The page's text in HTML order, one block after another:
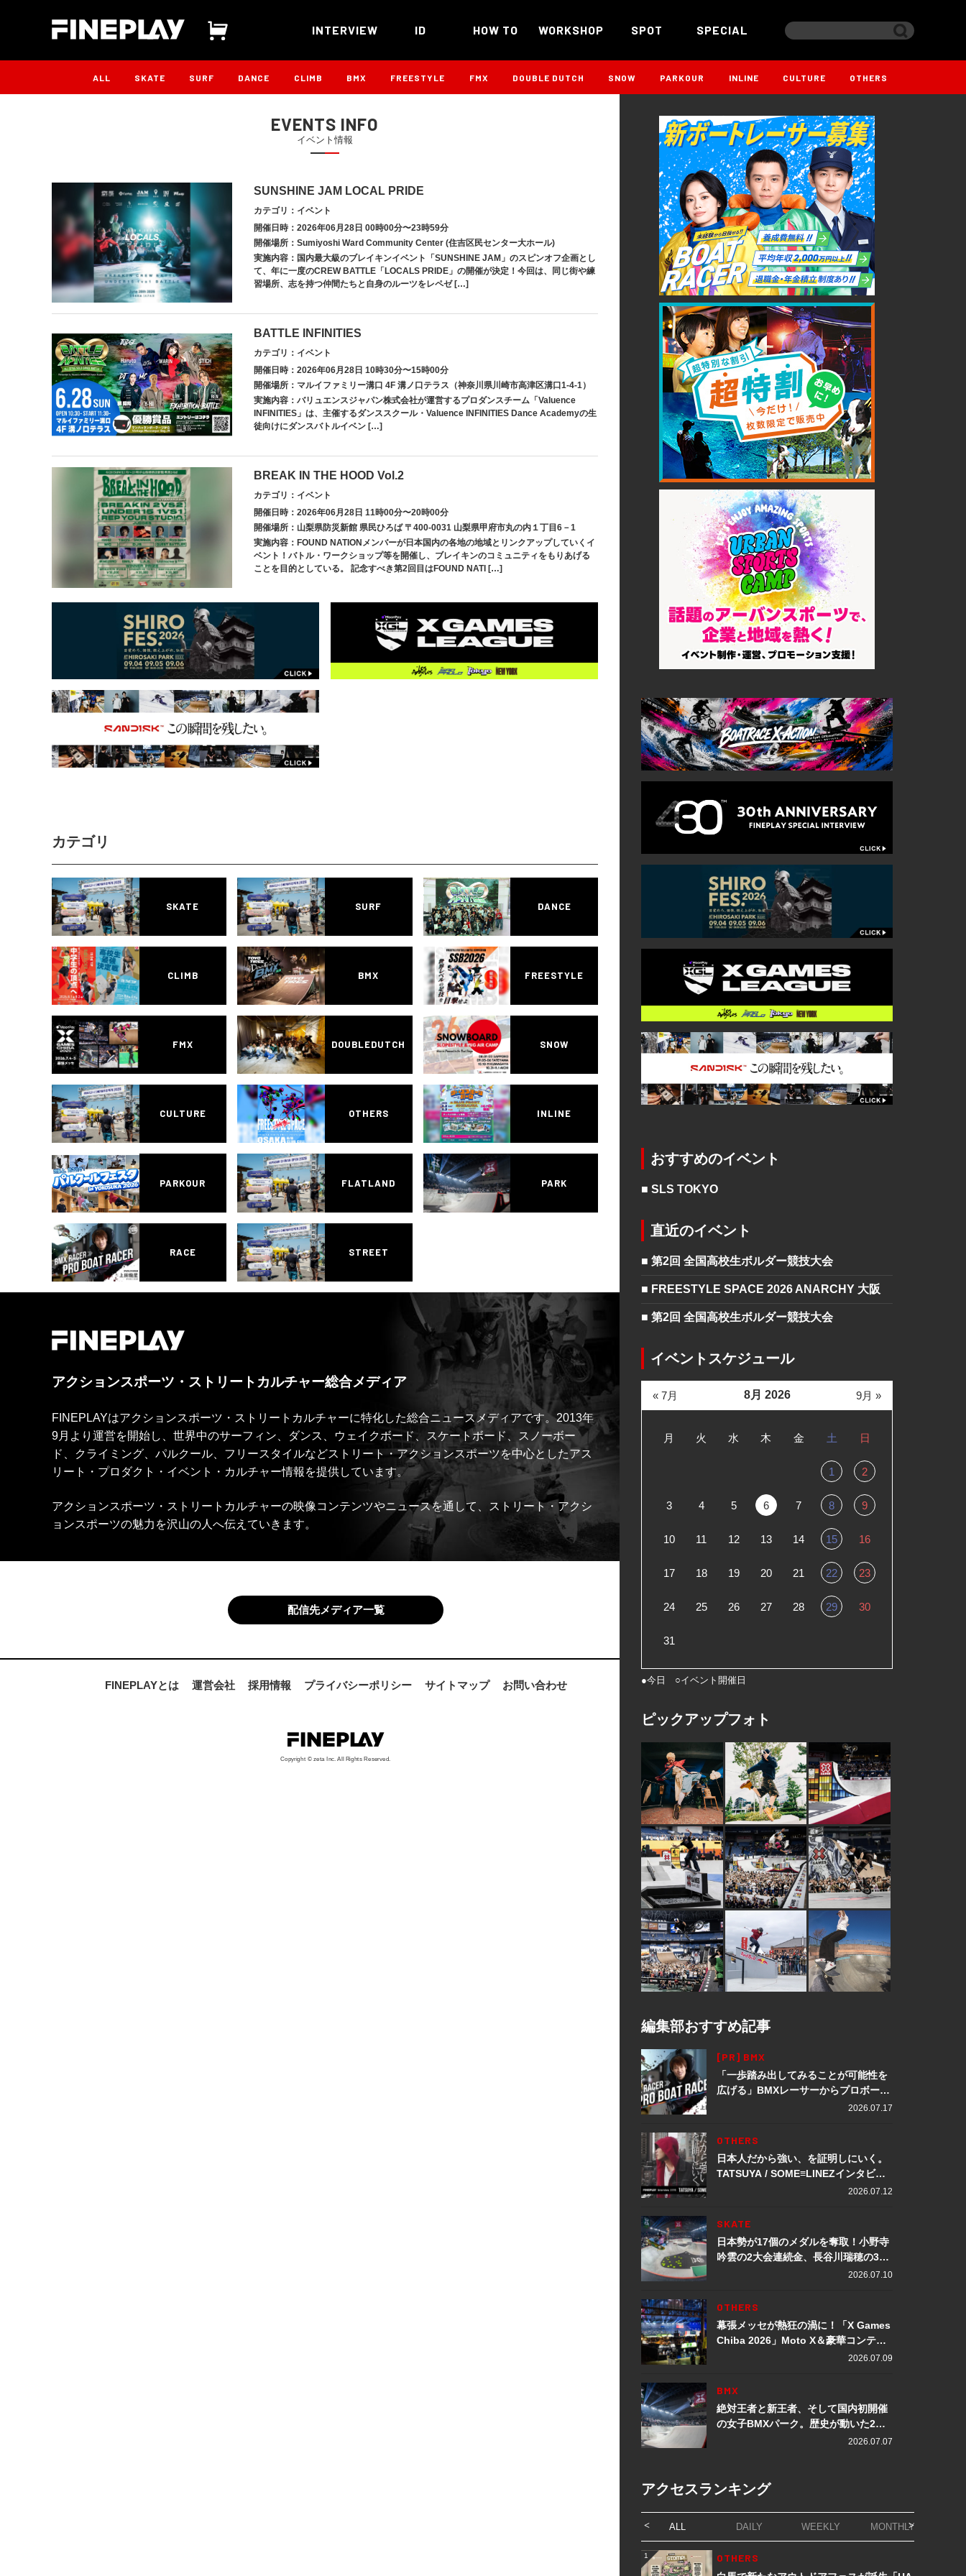
INTERVIEW ID HOW TO WORKSHOP SPOT SPECIAL
ALL SKATE SURF DANCE CLIMB BMX FREESTYLE FMX DOUBLE DUTCH SNOW PARKOUR INLINE CULTURE OTHERS
EVENTS INFO
イベント情報
SUNSHINE JAM LOCAL PRIDE
カテゴリ：イベント
開催日時：2026年06月28日 00時00分〜23時59分
開催場所：Sumiyoshi Ward Community Center (住吉区民センター大ホール)
実施内容：国内最大級のブレイキンイベント「SUNSHINE JAM」のスピンオフ企画とし
て、年に一度のCREW BATTLE「LOCALS PRIDE」の開催が決定！今回は、同じ街や練
習場所、志を持つ仲間たちと自身のルーツをレペゼ […]
BATTLE INFINITIES
カテゴリ：イベント
開催日時：2026年06月28日 10時30分〜15時00分
開催場所：マルイファミリー溝口 4F 溝ノ口テラス（神奈川県川崎市高津区溝口1-4-1）
実施内容：バリュエンスジャパン株式会社が運営するプロダンスチーム「Valuence
INFINITIES」は、主催するダンススクール・Valuence INFINITIES Dance Academyの生
徒向けにダンスバトルイベン […]
BREAK IN THE HOOD Vol.2
カテゴリ：イベント
開催日時：2026年06月28日 11時00分〜20時00分
開催場所：山梨県防災新館 県民ひろば 〒400-0031 山梨県甲府市丸の内１丁目6－1
実施内容：FOUND NATIONメンバーが日本国内の各地の地域とリンクアップしていくイ
ベント！バトル・ワークショップ等を開催し、ブレイキンのコミュニティをもりあげる
ことを目的としている。 記念すべき第2回目はFOUND NATI […]
カテゴリ
SKATE SURF DANCE
CLIMB BMX FREESTYLE
FMX DOUBLEDUTCH SNOW
CULTURE OTHERS INLINE
PARKOUR FLATLAND PARK
RACE STREET
アクションスポーツ・ストリートカルチャー総合メディア
FINEPLAYはアクションスポーツ・ストリートカルチャーに特化した総合ニュースメディアです。2013年
9月より運営を開始し、世界中のサーフィン、ダンス、ウェイクボード、スケートボード、スノーボー
ド、クライミング、パルクール、フリースタイルなどストリート・アクションスポーツを中心としたアス
リート・プロダクト・イベント・カルチャー情報を提供しています。
アクションスポーツ・ストリートカルチャーの映像コンテンツやニュースを通して、ストリート・アクシ
ョンスポーツの魅力を沢山の人へ伝えていきます。
配信先メディア一覧
FINEPLAYとは 運営会社 採用情報 プライバシーポリシー サイトマップ お問い合わせ
Copyright © zeta Inc. All Rights Reserved.
おすすめのイベント
■ SLS TOKYO
直近のイベント
■ 第2回 全国高校生ボルダー競技大会
■ FREESTYLE SPACE 2026 ANARCHY 大阪
■ 第2回 全国高校生ボルダー競技大会
イベントスケジュール
8月 2026
月 火 水 木 金 土 日
1 2
3 4 5 6 7 8 9
10 11 12 13 14 15 16
17 18 19 20 21 22 23
24 25 26 27 28 29 30
31
« 7月 9月 »
●今日 ○イベント開催日
ピックアップフォト
編集部おすすめ記事
[PR] BMX
「一歩踏み出してみることが可能性を
広げる」BMXレーサーからプロボート
レーサーへ転身。上田龍星が体現する
2026.07.17
OTHERS
日本人だから強い、を証明しにいく。
TATSUYA / SOME≡LINEZインタビュ
2026.07.12
SKATE
日本勢が17個のメダルを奪取！小野寺
吟雲の2大会連続金、長谷川瑞穂の3メ
ダル獲得など数々の快挙をプレイバッ
2026.07.10
OTHERS
幕張メッセが熱狂の渦に！「X Games
Chiba 2026」Moto X＆豪華コンテン
2026.07.09
BMX
絶対王者と新王者、そして国内初開催
の女子BMXパーク。歴史が動いた2日
2026.07.07
アクセスランキング
ALL DAILY WEEKLY MONTHLY
1 OTHERS